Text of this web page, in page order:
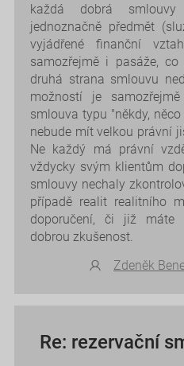
každá dobrá
jednoznačně předmět
vyjádřené finanční
samozřejmě i pasáže,
druhá strana smlouvu
možností je
smlouva typu "někdy,
nebude mít velkou právní
Ne každý má právní
vždycky svým klientům
smlouvy nechaly
případě realit realitního
doporučení, či již máte
dobrou zkušenost.
Zdeněk
Re: rezervační